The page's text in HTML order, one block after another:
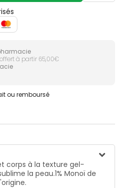
à partir 65,00€
ou remboursé
corps à la texture gel-
la peau.1% Monoï de